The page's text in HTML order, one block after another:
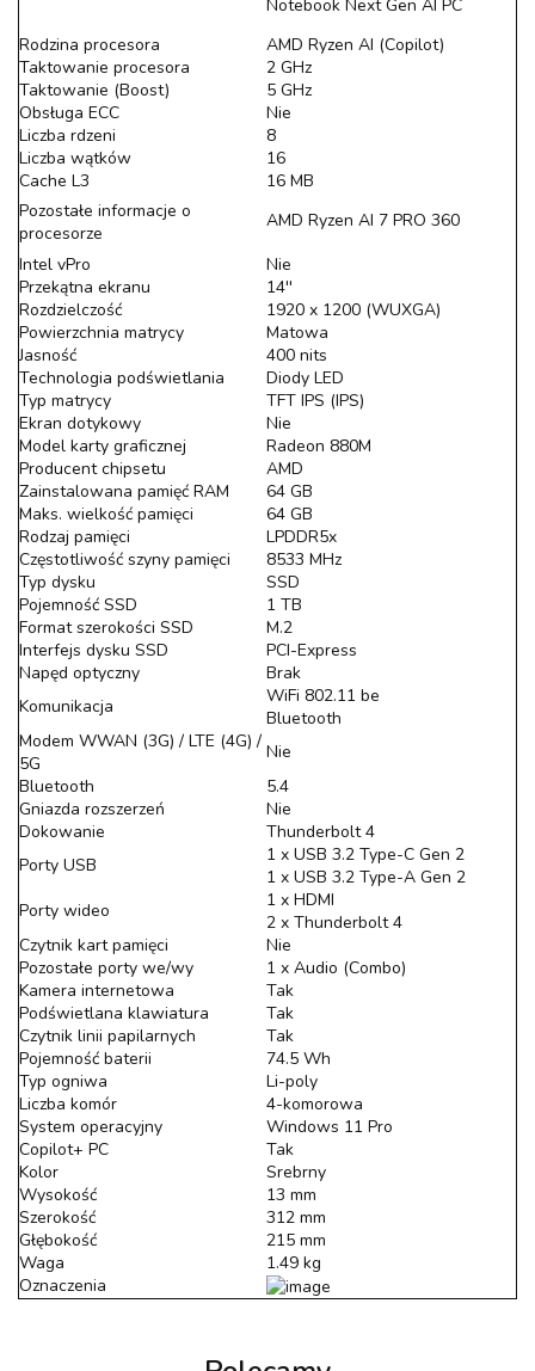
Notebook Next Gen AI PC
Rodzina procesora
AMD Ryzen AI (Copilot)
Taktowanie procesora
2 GHz
Taktowanie (Boost)
5 GHz
Obsługa ECC
Nie
Liczba rdzeni
8
Liczba wątków
16
Cache L3
16 MB
Pozostałe informacje o
procesorze
AMD Ryzen AI 7 PRO 360
Intel vPro
Nie
Przekątna ekranu
14''
Rozdzielczość
1920 x 1200 (WUXGA)
Powierzchnia matrycy
Matowa
Jasność
400 nits
Technologia podświetlania
Diody LED
Typ matrycy
TFT IPS (IPS)
Ekran dotykowy
Nie
Model karty graficznej
Radeon 880M
Producent chipsetu
AMD
Zainstalowana pamięć RAM
64 GB
Maks. wielkość pamięci
64 GB
Rodzaj pamięci
LPDDR5x
Częstotliwość szyny pamięci
8533 MHz
Typ dysku
SSD
Pojemność SSD
1 TB
Format szerokości SSD
M.2
Interfejs dysku SSD
PCI-Express
Napęd optyczny
Brak
Komunikacja
WiFi 802.11 be
Bluetooth
Modem WWAN (3G) / LTE (4G) /
5G
Nie
Bluetooth
5.4
Gniazda rozszerzeń
Nie
Dokowanie
Thunderbolt 4
Porty USB
1 x USB 3.2 Type-C Gen 2
1 x USB 3.2 Type-A Gen 2
Porty wideo
1 x HDMI
2 x Thunderbolt 4
Czytnik kart pamięci
Nie
Pozostałe porty we/wy
1 x Audio (Combo)
Kamera internetowa
Tak
Podświetlana klawiatura
Tak
Czytnik linii papilarnych
Tak
Pojemność baterii
74.5 Wh
Typ ogniwa
Li-poly
Liczba komór
4-komorowa
System operacyjny
Windows 11 Pro
Copilot+ PC
Tak
Kolor
Srebrny
Wysokość
13 mm
Szerokość
312 mm
Głębokość
215 mm
Waga
1.49 kg
Oznaczenia